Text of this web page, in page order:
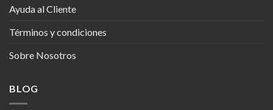
Ayuda al Cliente
Términos y condiciones
Sobre Nosotros
BLOG